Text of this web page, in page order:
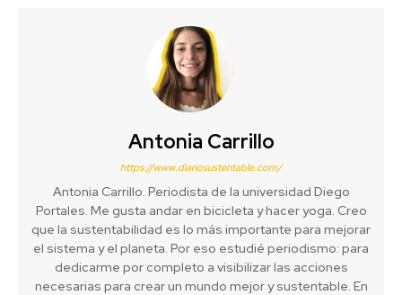
Antonia Carrillo
https://www.diariosustentable.com/
Antonia Carrillo. Periodista de la universidad Diego
Portales. Me gusta andar en bicicleta y hacer yoga. Creo
que la sustentabilidad es lo más importante para mejorar
el sistema y el planeta. Por eso estudié periodismo: para
dedicarme por completo a visibilizar las acciones
necesarias para crear un mundo mejor y sustentable. En